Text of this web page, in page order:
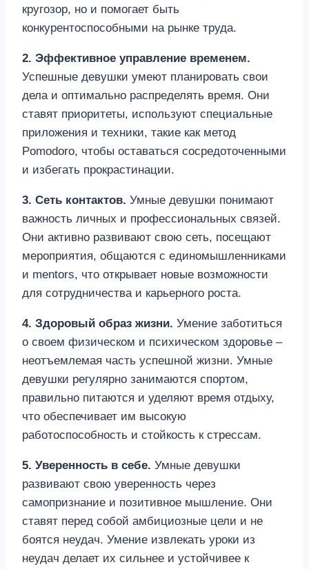
кругозор, но и помогает быть
конкурентоспособными на рынке труда.
2. Эффективное управление временем.
Успешные девушки умеют планировать свои
дела и оптимально распределять время. Они
ставят приоритеты, используют специальные
приложения и техники, такие как метод
Pomodoro, чтобы оставаться сосредоточенными
и избегать прокрастинации.
3. Сеть контактов. Умные девушки понимают
важность личных и профессиональных связей.
Они активно развивают свою сеть, посещают
мероприятия, общаются с единомышленниками
и mentors, что открывает новые возможности
для сотрудничества и карьерного роста.
4. Здоровый образ жизни. Умение заботиться
о своем физическом и психическом здоровье –
неотъемлемая часть успешной жизни. Умные
девушки регулярно занимаются спортом,
правильно питаются и уделяют время отдыху,
что обеспечивает им высокую
работоспособность и стойкость к стрессам.
5. Уверенность в себе. Умные девушки
развивают свою уверенность через
самопризнание и позитивное мышление. Они
ставят перед собой амбициозные цели и не
боятся неудач. Умение извлекать уроки из
неудач делает их сильнее и устойчивее к